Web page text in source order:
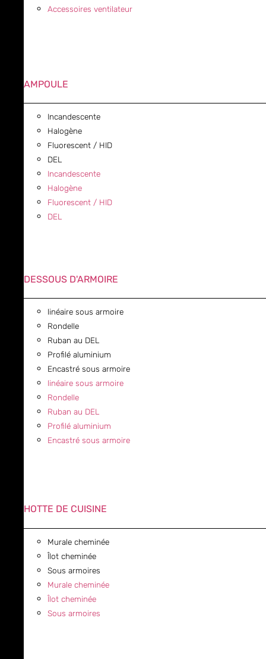
Accessoires ventilateur
AMPOULE
Incandescente
Halogène
Fluorescent / HID
DEL
Incandescente
Halogène
Fluorescent / HID
DEL
DESSOUS D'ARMOIRE
linéaire sous armoire
Rondelle
Ruban au DEL
Profilé aluminium
Encastré sous armoire
linéaire sous armoire
Rondelle
Ruban au DEL
Profilé aluminium
Encastré sous armoire
HOTTE DE CUISINE
Murale cheminée
Îlot cheminée
Sous armoires
Murale cheminée
Îlot cheminée
Sous armoires